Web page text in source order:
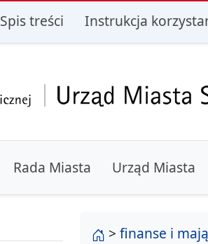
przejdź do treści
Spis treści Instrukcja
Rada Miasta Urząd Miasta
strona główna
> finanse i